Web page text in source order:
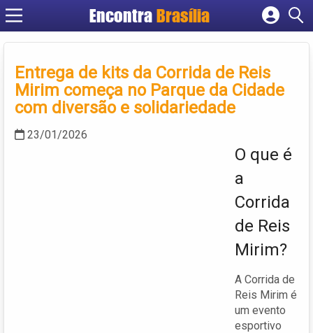
EncontraBrasília
Cadastrar empresa
Criar conta
Entrega de kits da Corrida de Reis
Mirim começa no Parque da Cidade
com diversão e solidariedade
23/01/2026
O que é
a
Corrida
de Reis
Mirim?
A Corrida de
Reis Mirim é
um evento
esportivo